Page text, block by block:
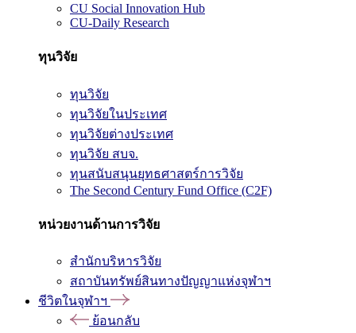
CU Social Innovation Hub
CU-Daily Research
ทุนวิจัย
ทุนวิจัย
ทุนวิจัยในประเทศ
ทุนวิจัยต่างประเทศ
ทุนวิจัย สบจ.
ทุนสนับสนุนยุทธศาสตร์การวิจัย
The Second Century Fund Office (C2F)
หน่วยงานด้านการวิจัย
สำนักบริหารวิจัย
สถาบันทรัพย์สินทางปัญญาแห่งจุฬาฯ
ชีวิตในจุฬาฯ
ย้อนกลับ